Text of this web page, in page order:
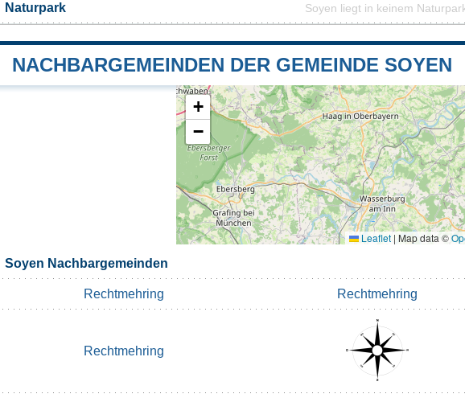
Naturpark Soyen liegt in keinem
NACHBARGEMEINDEN DER GEMEINDE SOYEN
+
−
Leaflet | Map data ©
Soyen Nachbargemeinden
Rechtmehring Rechtmehring
Rechtmehring